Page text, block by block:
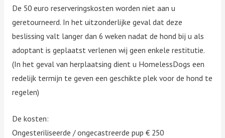
De 50 euro reserveringskosten worden niet aan u
geretourneerd. In het uitzonderlijke geval dat deze
beslissing valt langer dan 6 weken nadat de hond bij u als
adoptant is geplaatst verlenen wij geen enkele restitutie.
(In het geval van herplaatsing dient u HomelessDogs een
redelijk termijn te geven een geschikte plek voor de hond te
regelen)
De kosten:
Ongesteriliseerde / ongecastreerde pup € 250